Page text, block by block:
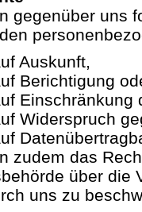
gegenüber uns
Auskunft,
Berichtigung
Einschränkung
Widerspruch
zudem das
über die
uns zu